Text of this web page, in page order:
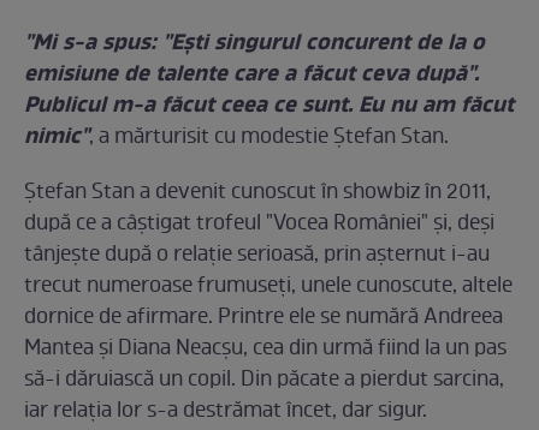
"Mi s-a spus: "Eşti singurul concurent de la o
emisiune de talente care a făcut ceva după".
Publicul m-a făcut ceea ce sunt. Eu nu am făcut
nimic", a mărturisit cu modestie Ştefan Stan.
Ştefan Stan a devenit cunoscut în showbiz în 2011,
după ce a câştigat trofeul "Vocea României" şi, deşi
tânjeşte după o relaţie serioasă, prin aşternut i-au
trecut numeroase frumuseţi, unele cunoscute, altele
dornice de afirmare. Printre ele se numără Andreea
Mantea şi Diana Neacşu, cea din urmă fiind la un pas
să-i dăruiască un copil. Din păcate a pierdut sarcina,
iar relaţia lor s-a destrămat încet, dar sigur.